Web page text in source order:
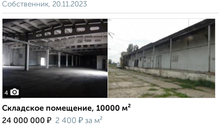
Собственник, 20.11.2023
4
Складское помещение, 10000 м²
24 000 000 ₽ 2 400 ₽ за м²